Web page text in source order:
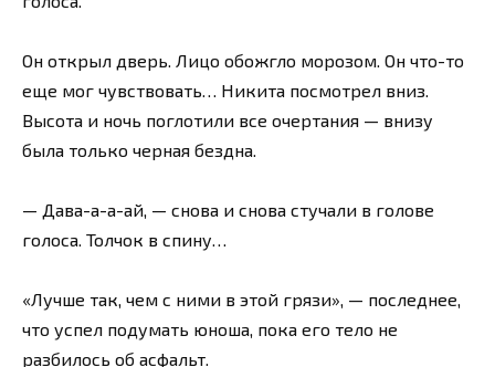
Он открыл дверь. Лицо обожгло морозом. Он что-то
еще мог чувствовать… Никита посмотрел вниз.
Высота и ночь поглотили все очертания — внизу
была только черная бездна.
— Дава-а-а-ай, — снова и снова стучали в голове
голоса. Толчок в спину…
«Лучше так, чем с ними в этой грязи», — последнее,
что успел подумать юноша, пока его тело не
разбилось об асфальт.